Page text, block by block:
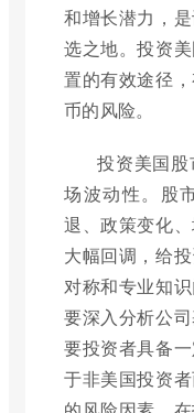
和增长潜力，
选之地。投资
置的有效途径
币的风险。
投资美国
场波动性。股
退、政策变化
大幅回调，给
对称和专业知
要深入分析公
要投资者具备
于非美国投资